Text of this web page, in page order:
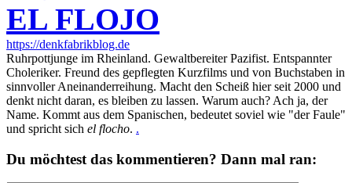
EL FLOJO
https://denkfabrikblog.de
Ruhrpottjunge im Rheinland. Gewaltbereiter Pazifist. Entspannter
Choleriker. Freund des gepflegten Kurzfilms und von Buchstaben in
sinnvoller Aneinanderreihung. Macht den Scheiß hier seit 2000 und
denkt nicht daran, es bleiben zu lassen. Warum auch? Ach ja, der
Name. Kommt aus dem Spanischen, bedeutet soviel wie "der Faule"
und spricht sich el flocho. .
Du möchtest das kommentieren? Dann mal ran: